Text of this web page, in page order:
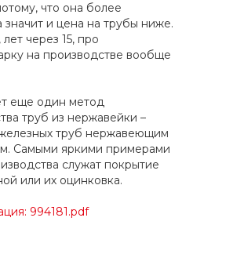
что она более
значит и цена на трубы ниже.
через 15, про
на производстве вообще
еще один метод
труб из нержавейки –
труб нержавеющим
Самыми яркими примерами
служат покрытие
или их оцинковка.
994181.pdf